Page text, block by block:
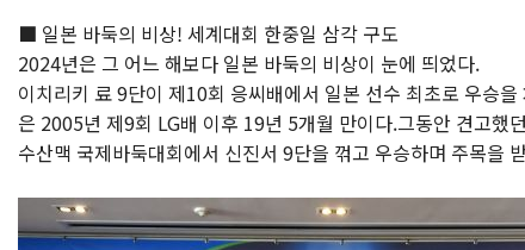
■ 일본 바둑의 비상! 세계대회 한중일 삼각 구도
2024년은 그 어느 해보다 일본 바둑의 비상이 눈에 띄었다.
이치리키 료 9단이 제10회 응씨배에서 일본 선수 최초로 우승
은 2005년 제9회 LG배 이후 19년 5개월 만이다.그동안 견고했
수산맥 국제바둑대회에서 신진서 9단을 꺾고 우승하며 주목을